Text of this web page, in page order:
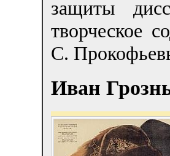
защиты
творческое
С.
Иван